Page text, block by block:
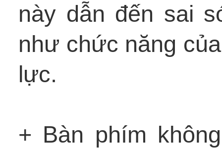
này dẫn đến sai
như chức năng
lực.
+ Bàn phím